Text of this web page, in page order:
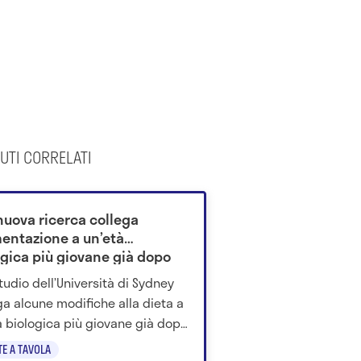
CORRELATI
A TAVOLA
ricerca collega
a un’età
più giovane già dopo
settimane
dell’Università di Sydney
alcune modifiche alla dieta a
biologica più giovane già dopo
settimane.